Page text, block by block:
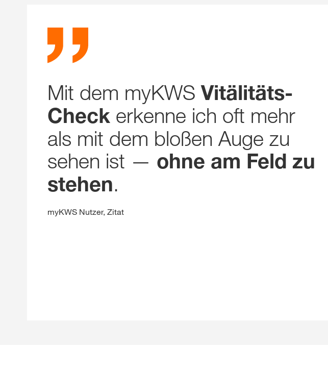
Mit dem myKWSVitälitäts-
Check erkenne ich oft mehr
als mit dem bloßen Auge zu
sehen ist — ohne am Feld zu
stehen.
myKWS Nutzer, Zitat